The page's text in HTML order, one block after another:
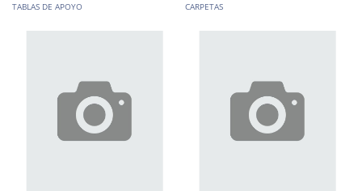
TABLAS DE APOYO CARPETAS